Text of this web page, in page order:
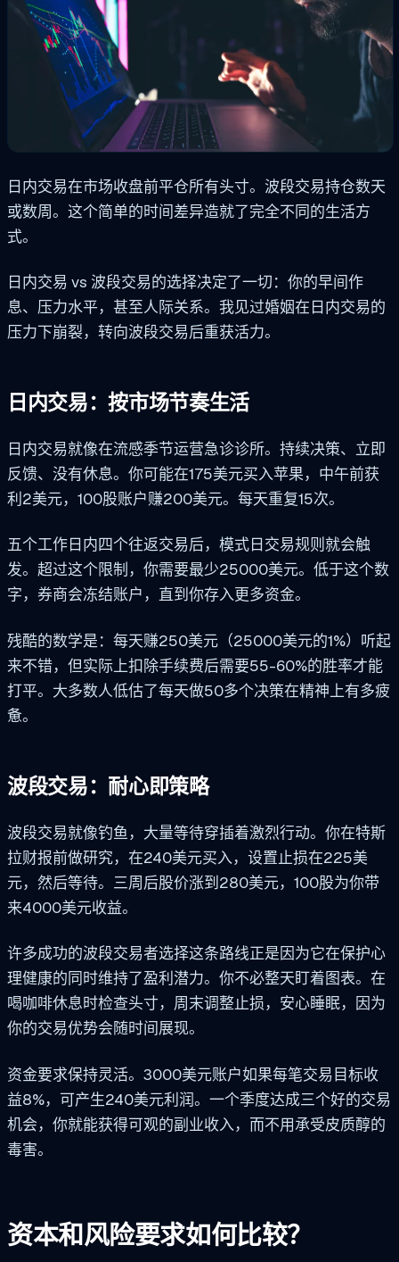
日内交易在市场收盘前平仓所有头寸。波段交易持仓数天
或数周。这个简单的时间差异造就了完全不同的生活方
式。
日内交易 vs 波段交易的选择决定了一切：你的早间作
息、压力水平，甚至人际关系。我见过婚姻在日内交易的
压力下崩裂，转向波段交易后重获活力。
日内交易：按市场节奏生活
日内交易就像在流感季节运营急诊诊所。持续决策、立即
反馈、没有休息。你可能在175美元买入苹果，中午前获
利2美元，100股账户赚200美元。每天重复15次。
五个工作日内四个往返交易后，模式日交易规则就会触
发。超过这个限制，你需要最少25000美元。低于这个数
字，券商会冻结账户，直到你存入更多资金。
残酷的数学是：每天赚250美元（25000美元的1%）听起
来不错，但实际上扣除手续费后需要55-60%的胜率才能
打平。大多数人低估了每天做50多个决策在精神上有多疲
惫。
波段交易：耐心即策略
波段交易就像钓鱼，大量等待穿插着激烈行动。你在特斯
拉财报前做研究，在240美元买入，设置止损在225美
元，然后等待。三周后股价涨到280美元，100股为你带
来4000美元收益。
许多成功的波段交易者选择这条路线正是因为它在保护心
理健康的同时维持了盈利潜力。你不必整天盯着图表。在
喝咖啡休息时检查头寸，周末调整止损，安心睡眠，因为
你的交易优势会随时间展现。
资金要求保持灵活。3000美元账户如果每笔交易目标收
益8%，可产生240美元利润。一个季度达成三个好的交易
机会，你就能获得可观的副业收入，而不用承受皮质醇的
毒害。
资本和风险要求如何比较？